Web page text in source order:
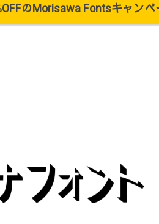
のMorisawa Fontsキャン